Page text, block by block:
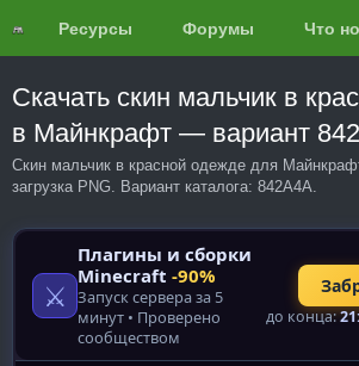
Ресурсы Форумы Что
Скачать скин мальчик в
в Майнкрафт — вариант
Скин мальчик в красной одежде для
загрузка PNG. Вариант каталога: 842A4A.